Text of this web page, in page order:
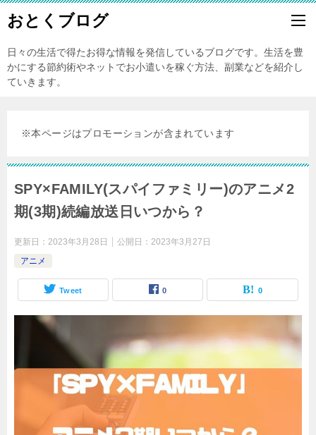
おとくブログ
日々の生活で得たお得な情報を発信しているブログです。生活を豊
かにする節約術やネットでお小遣いを稼ぐ方法、副業などを紹介し
ていきます。
※本ページはプロモーションが含まれています
SPY×FAMILY(スパイファミリー)のアニメ2
期(3期)続編放送日いつから？
更新日： 2023年3月28日 公開日： 2023年3月27日
アニメ
Tweet 0 0